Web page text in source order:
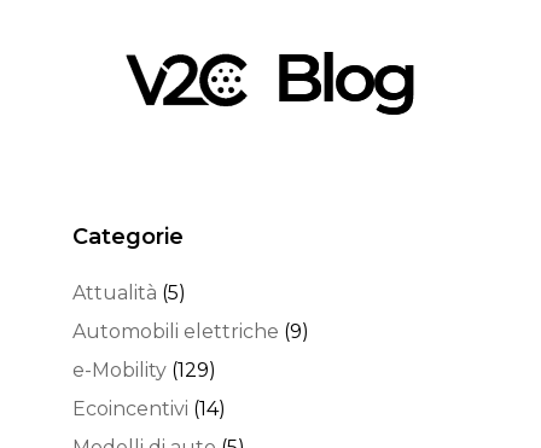
Categorie
Attualità (5)
Automobili elettriche (9)
e-Mobility (129)
Ecoincentivi (14)